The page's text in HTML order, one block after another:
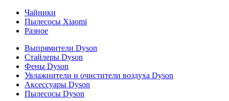
Чайники
Пылесосы Xiaomi
Разное
Выпрямители Dyson
Стайлеры Dyson
Фены Dyson
Увлажнители и очистители воздуха Dyson
Аксессуары Dyson
Пылесосы Dyson